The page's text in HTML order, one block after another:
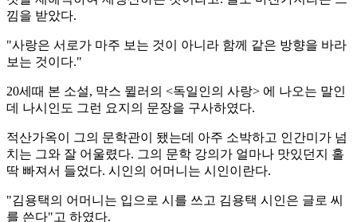
낌을 받았다.
"사랑은 서로가 마주 보는 것이 아니라 함께 같은 방향을 바라
보는 것이다."
20세때 본 소설, 막스 뮐러의 <독일인의 사랑> 에 나오는 말인
데 나시인도 그런 요지의 문장을 구사하였다.
적산가옥이 그의 문학관이 됐는데 아주 소박하고 인간미가 넘
치는 그와 잘 어울렸다. 그의 문학 강의가 얼마나 맛있던지 홀
딱 빠져서 들었다. 시인의 어머니는 시인이란다.
"김용택의 어머니는 입으로 시를 쓰고 김용택 시인은 글로 씨
를 쓴다"고 하였다.